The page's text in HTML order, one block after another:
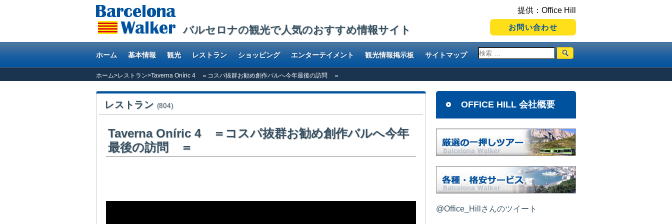
バルセロナの観光で人気のおすすめ情報サイト
提供：Office Hill
お問い合わせ
ホーム 基本情報 観光 レストラン ショッピング エンターテイメント 観光情報掲示板 サイトマップ
ホーム>レストラン>Taverna Oníric 4 ＝コスパ抜群お勧め創作バルへ今年最後の訪問 ＝
レストラン (804)
Taverna Oníric 4 ＝コスパ抜群お勧め創作バルへ今年
最後の訪問 ＝
OFFICE HILL 会社概要
@Office_Hillさんのツイート